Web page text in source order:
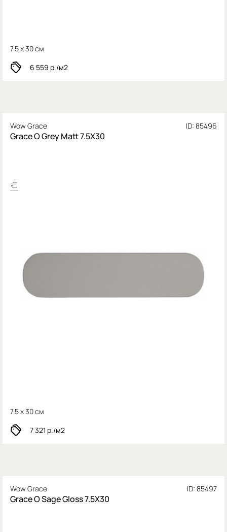
7.5 x 30 см
6 559 р./м2
Wow Grace ID: 85496
Grace O Grey Matt 7.5X30
7.5 x 30 см
7 321 р./м2
Wow Grace ID: 85497
Grace O Sage Gloss 7.5X30